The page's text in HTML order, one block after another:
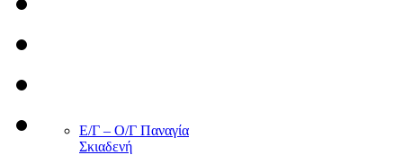
Ε/Γ – Ο/Γ Παναγία
Σκιαδενή